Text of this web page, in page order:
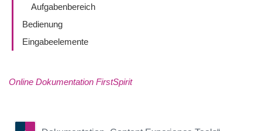
Aufgabenbereich
Bedienung
Eingabeelemente
Online Dokumentation FirstSpirit